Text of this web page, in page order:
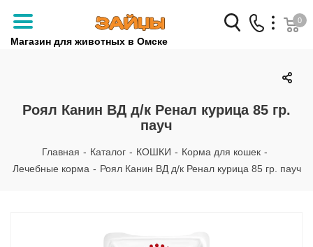
Магазин для животных в Омске
Заказать звонок
+7 (3812) 79-04-04
+7 (950) 959-88-32
0
Роял Канин ВД д/к Ренал курица 85 гр.
пауч
Главная - Каталог - КОШКИ - Корма для кошек -
Лечебные корма - Роял Канин ВД д/к Ренал курица 85 гр. пауч